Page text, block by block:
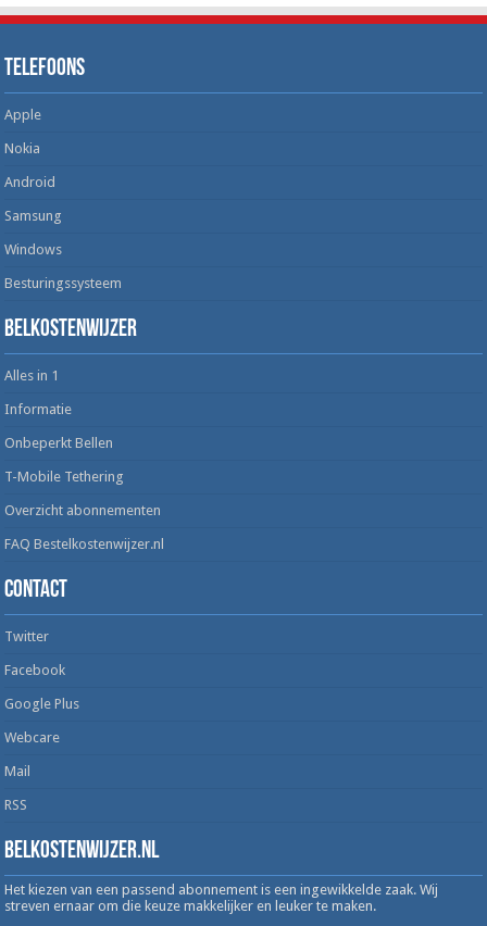
Telefoons
Apple
Nokia
Android
Samsung
Windows
Besturingssysteem
Belkostenwijzer
Alles in 1
Informatie
Onbeperkt Bellen
T-Mobile Tethering
Overzicht abonnementen
FAQ Bestelkostenwijzer.nl
Contact
Twitter
Facebook
Google Plus
Webcare
Mail
RSS
Belkostenwijzer.nl
Het kiezen van een passend abonnement is een ingewikkelde zaak. Wij
streven ernaar om die keuze makkelijker en leuker te maken.